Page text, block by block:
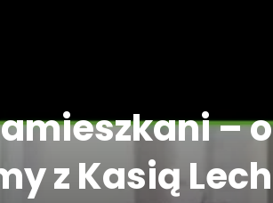
– o
z Kasią Lech